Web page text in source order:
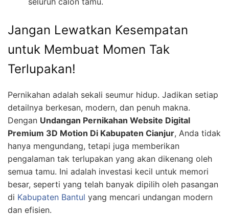
Jangan Lewatkan Kesempatan
untuk Membuat Momen Tak
Terlupakan!
Pernikahan adalah sekali seumur hidup. Jadikan setiap
detailnya berkesan, modern, dan penuh makna.
Dengan Undangan Pernikahan Website Digital
Premium 3D Motion Di Kabupaten Cianjur, Anda tidak
hanya mengundang, tetapi juga memberikan
pengalaman tak terlupakan yang akan dikenang oleh
semua tamu. Ini adalah investasi kecil untuk memori
besar, seperti yang telah banyak dipilih oleh pasangan
di Kabupaten Bantul yang mencari undangan modern
dan efisien.